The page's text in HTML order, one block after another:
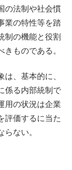
の法制や社会慣
業の特性等を踏
制の機能と役割
ものである。
、基本的に、
係る内部統制で
用の状況は企業
評価するに当た
ない。